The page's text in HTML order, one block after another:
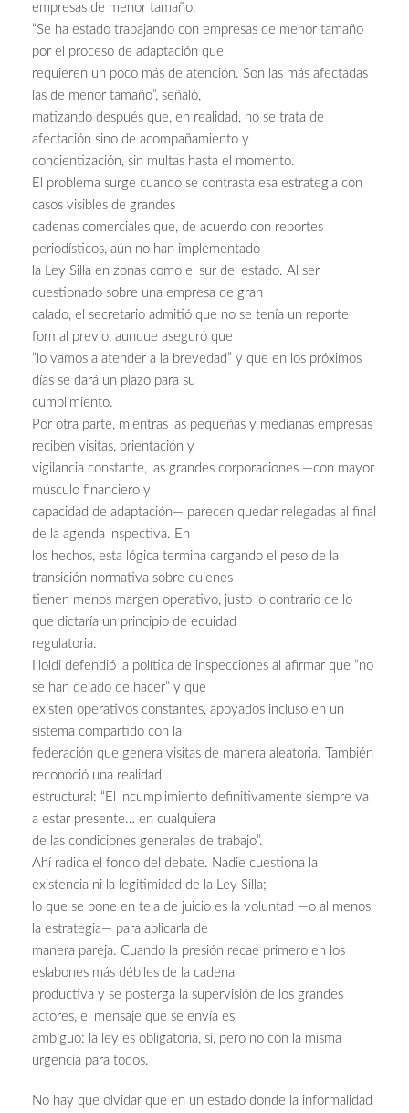
empresas de menor tamaño.
“Se ha estado trabajando con empresas de menor tamaño
por el proceso de adaptación que
requieren un poco más de atención. Son las más afectadas
las de menor tamaño”, señaló,
matizando después que, en realidad, no se trata de
afectación sino de acompañamiento y
concientización, sin multas hasta el momento.
El problema surge cuando se contrasta esa estrategia con
casos visibles de grandes
cadenas comerciales que, de acuerdo con reportes
periodísticos, aún no han implementado
la Ley Silla en zonas como el sur del estado. Al ser
cuestionado sobre una empresa de gran
calado, el secretario admitió que no se tenía un reporte
formal previo, aunque aseguró que
“lo vamos a atender a la brevedad” y que en los próximos
días se dará un plazo para su
cumplimiento.
Por otra parte, mientras las pequeñas y medianas empresas
reciben visitas, orientación y
vigilancia constante, las grandes corporaciones —con mayor
músculo financiero y
capacidad de adaptación— parecen quedar relegadas al final
de la agenda inspectiva. En
los hechos, esta lógica termina cargando el peso de la
transición normativa sobre quienes
tienen menos margen operativo, justo lo contrario de lo
que dictaría un principio de equidad
regulatoria.
Illoldi defendió la política de inspecciones al afirmar que “no
se han dejado de hacer” y que
existen operativos constantes, apoyados incluso en un
sistema compartido con la
federación que genera visitas de manera aleatoria. También
reconoció una realidad
estructural: “El incumplimiento definitivamente siempre va
a estar presente… en cualquiera
de las condiciones generales de trabajo”.
Ahí radica el fondo del debate. Nadie cuestiona la
existencia ni la legitimidad de la Ley Silla;
lo que se pone en tela de juicio es la voluntad —o al menos
la estrategia— para aplicarla de
manera pareja. Cuando la presión recae primero en los
eslabones más débiles de la cadena
productiva y se posterga la supervisión de los grandes
actores, el mensaje que se envía es
ambiguo: la ley es obligatoria, sí, pero no con la misma
urgencia para todos.
No hay que olvidar que en un estado donde la informalidad